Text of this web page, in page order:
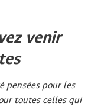
venir
pensées pour les
toutes celles qui